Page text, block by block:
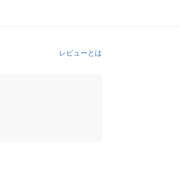
レビューとは